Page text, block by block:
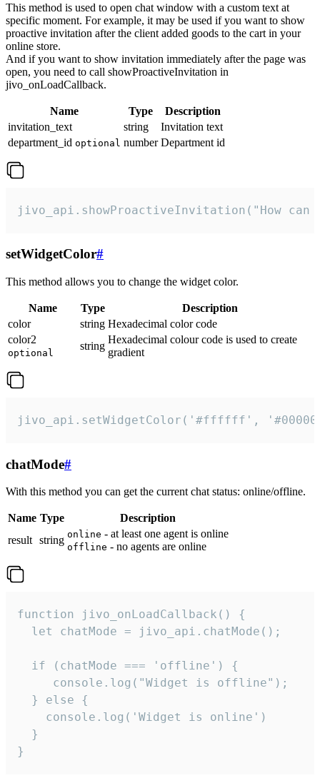
This method is used to open chat window with a custom text at
specific moment. For example, it may be used if you want to show
proactive invitation after the client added goods to the cart in your
online store.
And if you want to show invitation immediately after the page was
open, you need to call showProactiveInvitation in
jivo_onLoadCallback.
Name Type
Description
invitation_text
string
Invitation text
department_id optional number Department id
jivo_api.showProactiveInvitation("How
setWidgetColor#
This method allows you to change the widget color.
Name Type
Description
color
string Hexadecimal color code
color2
optional
string
Hexadecimal colour code is used to create
gradient
jivo_api.setWidgetColor('#ffffff',
chatMode#
With this method you can get the current chat status: online/offline.
Name Type
Description
result string online - at least one agent is online
offline - no agents are online
function jivo_onLoadCallback() {
  let chatMode = jivo_api.chatMode();
  if (chatMode === 'offline') {
     console.log("Widget is offline");
  } else {
    console.log('Widget is online')
  }
}